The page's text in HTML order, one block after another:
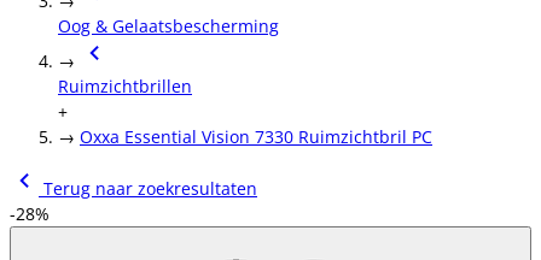
Oog & Gelaatsbescherming
→
Ruimzichtbrillen
+
→ Oxxa Essential Vision 7330 Ruimzichtbril PC
Terug naar zoekresultaten
-28%